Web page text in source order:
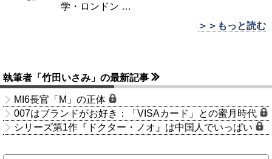
学・ロンドン …
＞＞もっと読む
執筆者「竹田いさみ」の最新記事
MI6長官「M」の正体
007はブランドがお好き：「VISAカード」との蜜月時代
シリーズ第1作『ドクター・ノオ』は中国人でいっぱい